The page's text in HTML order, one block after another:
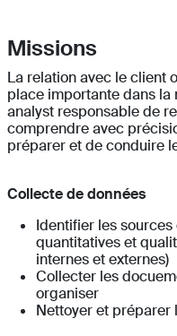
Missions
La relation avec le client
place importante dans la
analyst responsable de
comprendre avec
préparer et de conduire
Collecte de données
Identifier les
quantitatives et
internes et externes)
Collecter les
organiser
Nettoyer et préparer